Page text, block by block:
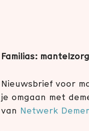
Familias:
Nieuwsbrief voor
je omgaan met
van Netwerk